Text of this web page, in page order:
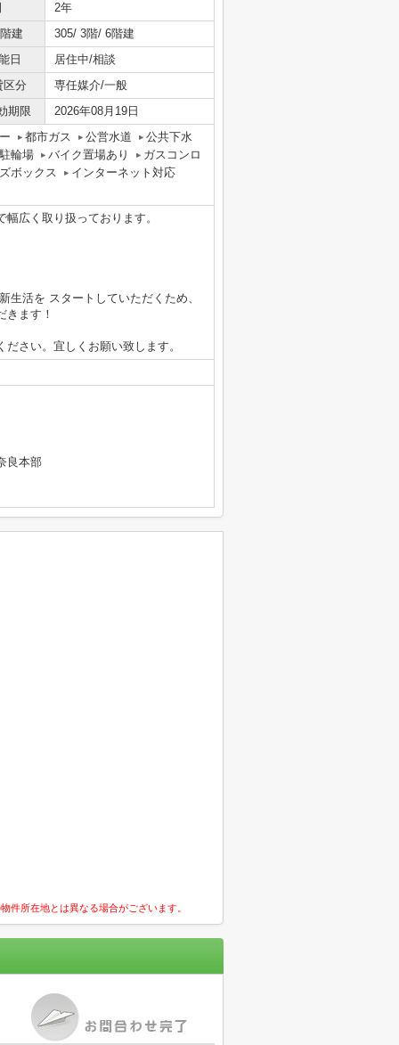
2年
建
305/ 3階/ 6階建
日
居住中/相談
区分
専任媒介/一般
期限
2026年08月19日
都市ガス 公営水道
公共下水
駐輪場
バイク置場あり
ガスコンロ
ボックス
インターネット対応
広く取り扱っております。
生活を スタートしていただくため、
きます！
さい。宜しくお願い致します。
良本部
件所在地とは異なる場合がございます。